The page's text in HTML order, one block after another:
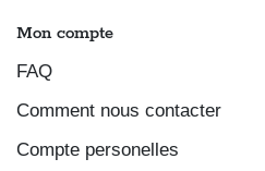
Mon compte
FAQ
Comment nous contacter
Compte personelles